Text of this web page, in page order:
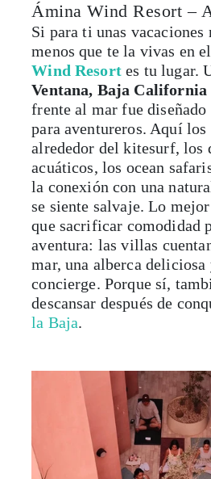
Ámina Wind Resort –
Si para ti unas vacaciones
menos que te la vivas en
Wind Resort es tu lugar.
Ventana, Baja California
frente al mar fue diseñado
para aventureros. Aquí los
alrededor del kitesurf, los
acuáticos, los ocean
la conexión con una
se siente salvaje. Lo
que sacrificar comodidad
aventura: las villas
mar, una alberca
concierge. Porque sí,
descansar después de
la Baja.